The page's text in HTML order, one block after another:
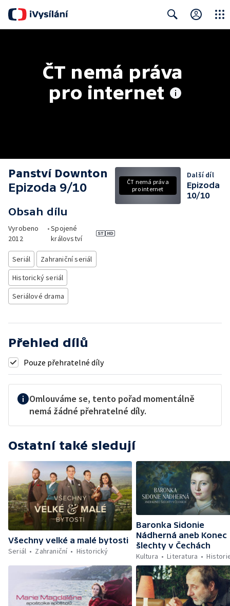
ČT nemá práva
pro internet
Panství Downton
Epizoda 9/10
Obsah dílu
Vyrobeno
2012
•Spojené
království
Seriál
Zahraniční seriál
Historický seriál
Seriálové drama
ČT nemá práva
pro internet
Další díl
Epizoda
10/10
Přehled dílů
Pouze přehratelné díly
Omlouváme se, tento pořad momentálně
nemá žádné přehratelné díly.
Ostatní také sledují
Všechny velké a malé bytosti
Seriál
Zahraniční Historický
Baronka Sidonie
Nádherná aneb Konec
šlechty v Čechách
Kultura
Literatura